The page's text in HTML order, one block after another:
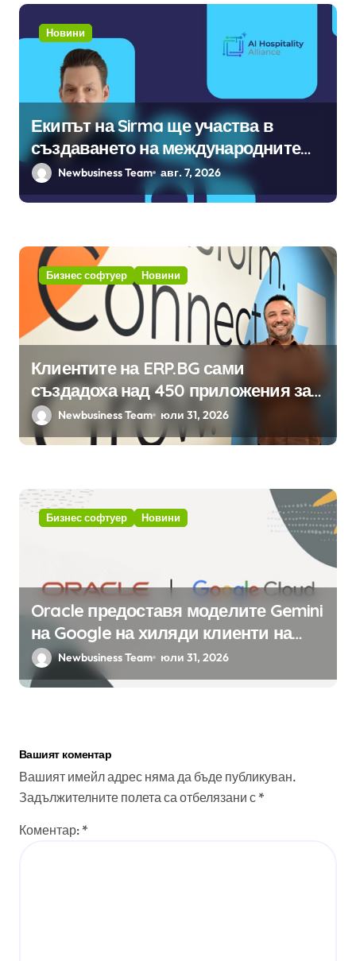
Новини
Екипът на Sirma ще участва в
създаването на международните
стандарти за навлизане на
изкуствен интелект в
Newbusiness Team авг. 7, 2026
Бизнес софтуер Новини
Клиентите на ERP.BG сами
създадоха над 450 приложения за
ERP системата с помощта на
вградения в нея изкуствен
Newbusiness Team юли 31, 2026
Бизнес софтуер Новини
Oracle предоставя моделите Gemini
на Google на хиляди клиенти на
бизнес приложения
Newbusiness Team юли 31, 2026
Вашият коментар
Вашият имейл адрес няма да бъде публикуван.
Задължителните полета са отбелязани с *
Коментар: *